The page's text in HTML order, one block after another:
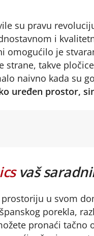
su pravu
i
omogućilo je
strane, takve
naivno kada su
uređen prostor,
vaš
u svom
porekla,
pronaći